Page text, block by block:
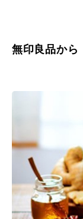
無印良品から